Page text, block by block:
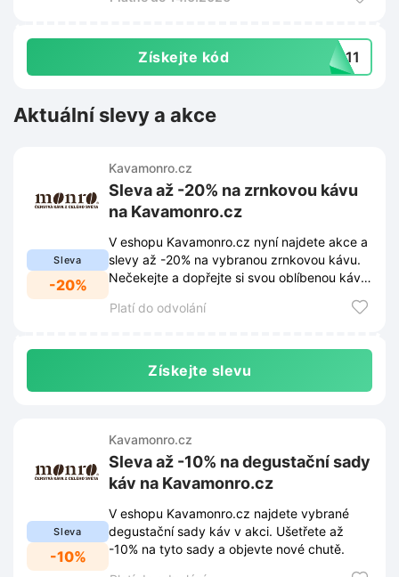
Získejte kód va11
Aktuální slevy a akce
Sleva
-20%
Kavamonro.cz
Sleva až -20% na zrnkovou kávu
na Kavamonro.cz
V eshopu Kavamonro.cz nyní najdete akce a
slevy až -20% na vybranou zrnkovou kávu.
Nečekejte a dopřejte si svou oblíbenou kávu
Platí do odvolání
Získejte slevu
Sleva
-10%
Kavamonro.cz
Sleva až -10% na degustační sady
káv na Kavamonro.cz
V eshopu Kavamonro.cz najdete vybrané
degustační sady káv v akci. Ušetřete až
-10% na tyto sady a objevte nové chutě.